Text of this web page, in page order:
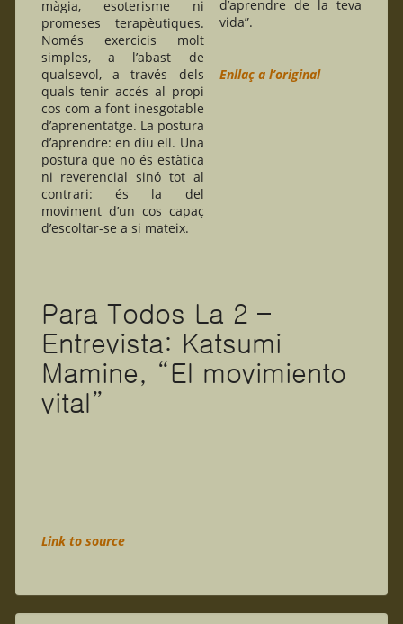
màgia, esoterisme ni
promeses terapèutiques.
Només exercicis molt
simples, a l’abast de
qualsevol, a través dels
quals tenir accés al propi
cos com a font inesgotable
d’aprenentatge. La postura
d’aprendre: en diu ell. Una
postura que no és estàtica
ni reverencial sinó tot al
contrari: és la del
moviment d’un cos capaç
d’escoltar-se a si mateix.
d’aprendre de la teva
vida”.
Enllaç a l’original
Para Todos La 2 –
Entrevista: Katsumi
Mamine, “El movimiento
vital”
Link to source